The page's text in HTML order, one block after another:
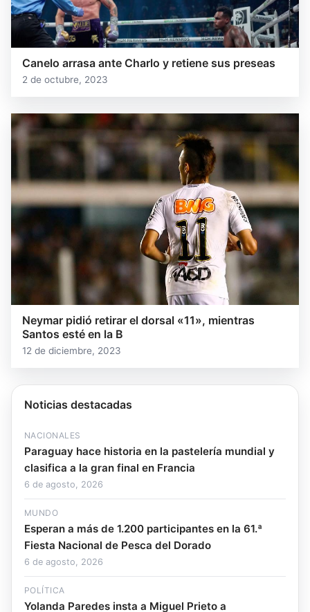
Canelo arrasa ante Charlo y retiene sus preseas
2 de octubre, 2023
Neymar pidió retirar el dorsal «11», mientras
Santos esté en la B
12 de diciembre, 2023
Noticias destacadas
NACIONALES
Paraguay hace historia en la pastelería mundial y
clasifica a la gran final en Francia
6 de agosto, 2026
MUNDO
Esperan a más de 1.200 participantes en la 61.ª
Fiesta Nacional de Pesca del Dorado
6 de agosto, 2026
POLÍTICA
Yolanda Paredes insta a Miguel Prieto a